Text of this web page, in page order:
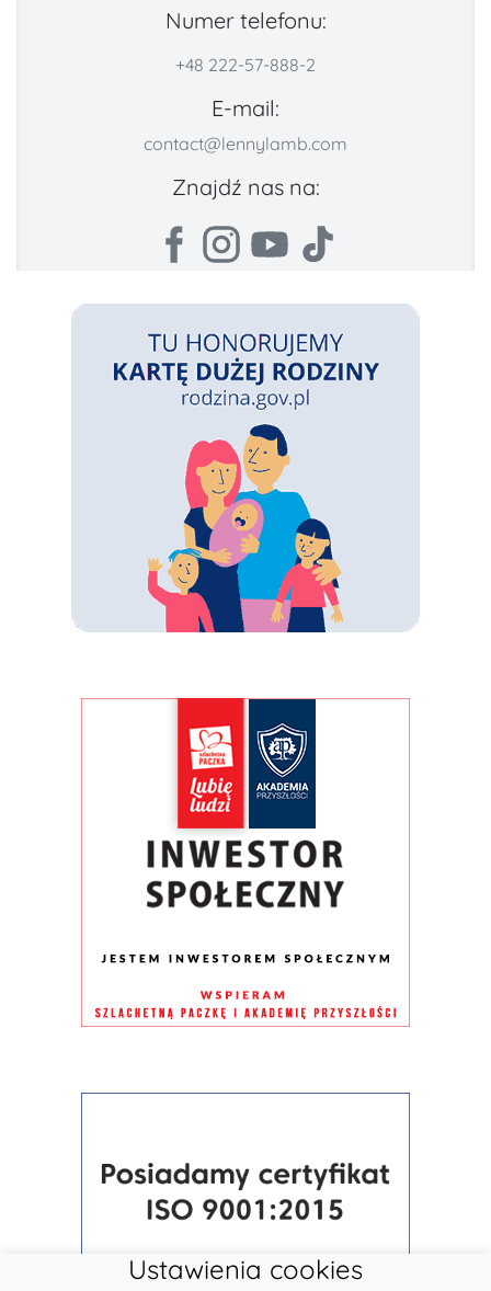
Numer telefonu:
+48 222-57-888-2
E-mail:
contact@lennylamb.com
Znajdź nas na:
Ustawienia cookies